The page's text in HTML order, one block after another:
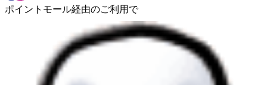
ポイントモール経由のご利用で